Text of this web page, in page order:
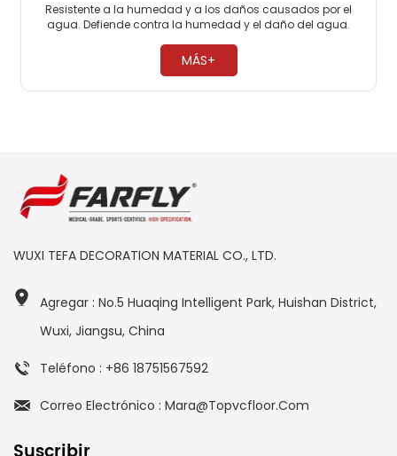
Resistente a la humedad y a los daños causados ​​por el
agua. Defiende contra la humedad y el daño del agua.
MÁS+
WUXI TEFA DECORATION MATERIAL CO., LTD.
Agregar : No.5 Huaqing Intelligent Park, Huishan District,
Wuxi, Jiangsu, China
Teléfono : +86 18751567592
Correo Electrónico : Mara@topvcfloor.com